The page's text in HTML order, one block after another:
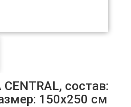
состав:
150х250 см